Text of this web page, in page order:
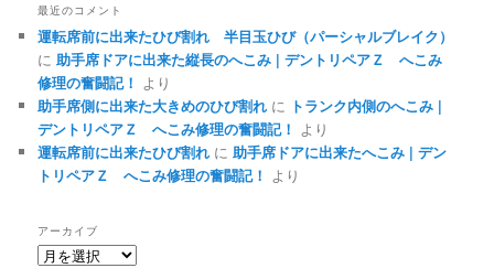
最近のコメント
運転席前に出来たひび割れ 半目玉ひび（パーシャルブレイク）
に助手席ドアに出来た縦長のへこみ | デントリペアＺ へこみ
修理の奮闘記！ より
助手席側に出来た大きめのひび割れ に トランク内側のへこみ |
デントリペアＺ へこみ修理の奮闘記！ より
運転席前に出来たひび割れ に助手席ドアに出来たへこみ | デン
トリペアＺ へこみ修理の奮闘記！ より
アーカイブ
ア